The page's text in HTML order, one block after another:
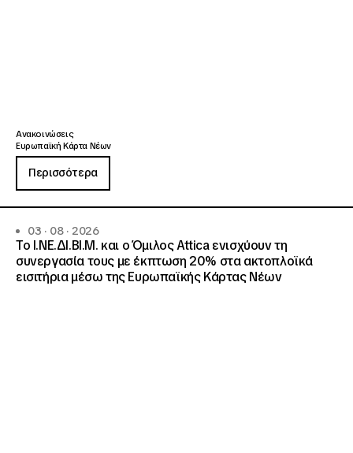
Ανακοινώσεις
Ευρωπαϊκή Κάρτα Νέων
Περισσότερα
03 · 08 · 2026
Το Ι.ΝΕ.ΔΙ.ΒΙ.Μ. και o Όμιλος Attica ενισχύουν τη
συνεργασία τους με έκπτωση 20% στα ακτοπλοϊκά
εισιτήρια μέσω της Ευρωπαϊκής Κάρτας Νέων